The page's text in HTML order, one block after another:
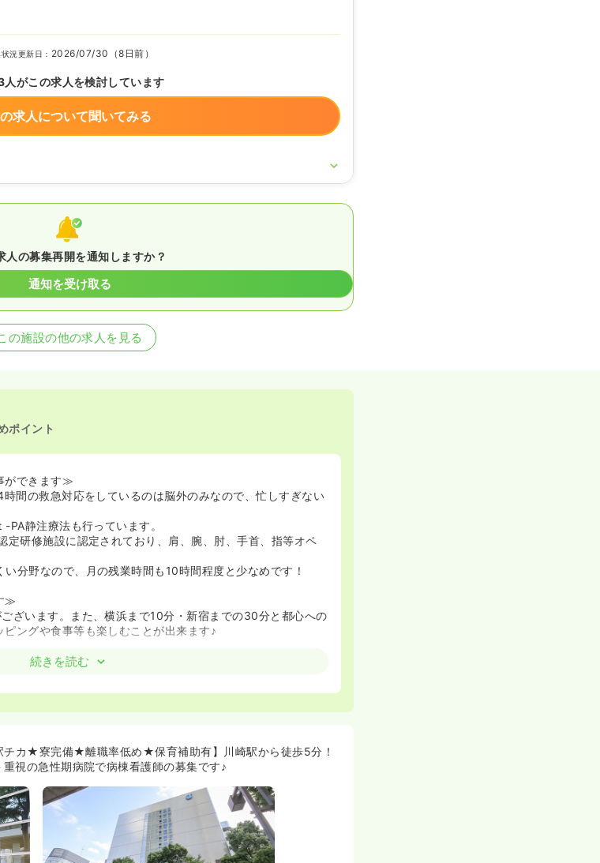
況更新日： 2026/07/30（8日前）
人がこの求人を検討しています
求人について聞いてみる
人の募集再開を通知しますか？
通知を受け取る
の施設の他の求人を見る
ポイント
ができます≫
間の救急対応をしているのは脳外のみなので、忙しすぎない
静注療法も行っています。
研修施設に認定されており、肩、腕、肘、手首、指等オペ
分野なので、月の残業時間も10時間程度と少なめです！
≫
ざいます。また、横浜まで10分・新宿までの30分と都心への
ングや食事等も楽しむことが出来ます♪
月8万ほどする物件ですが、自己負担は2万円前後ととても安
。
をし、無理なくスキルアップできる環境がございます。
境♪≫
っしゃいます。看護部長さんの、子育てをしているとき働き
勤務時間や配属に関しても柔軟に対応してくださる環境が整
続きを読む
チカ★寮完備★離職率低め★保育補助有】川崎駅から徒歩5分！
視の急性期病院で病棟看護師の募集です♪